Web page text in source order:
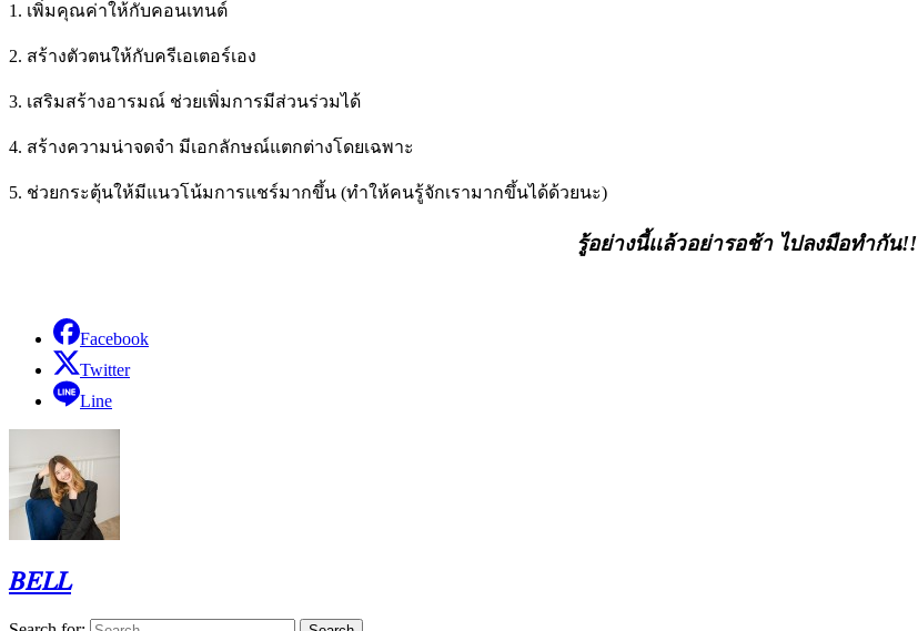
1. เพิ่มคุณค่าให้กับคอนเทนต์
2. สร้างตัวตนให้กับครีเอเตอร์เอง
3. เสริมสร้างอารมณ์ ช่วยเพิ่มการมีส่วนร่วมได้
4. สร้างความน่าจดจำ มีเอกลักษณ์แตกต่างโดยเฉพาะ
5. ช่วยกระตุ้นให้มีแนวโน้มการแชร์มากขึ้น (ทำให้คนรู้จักเรามากขึ้นได้ด้วยนะ)
รู้อย่างนี้เเล้วอย่ารอช้า ไปลงมือทำกัน!!
Facebook
Twitter
Line
𝐵𝐸𝐿𝐿